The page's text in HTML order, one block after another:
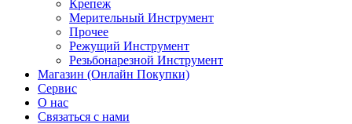
Крепеж
Мерительный Инструмент
Прочее
Режущий Инструмент
Резьбонарезной Инструмент
Магазин (Онлайн Покупки)
Сервис
О нас
Связаться с нами